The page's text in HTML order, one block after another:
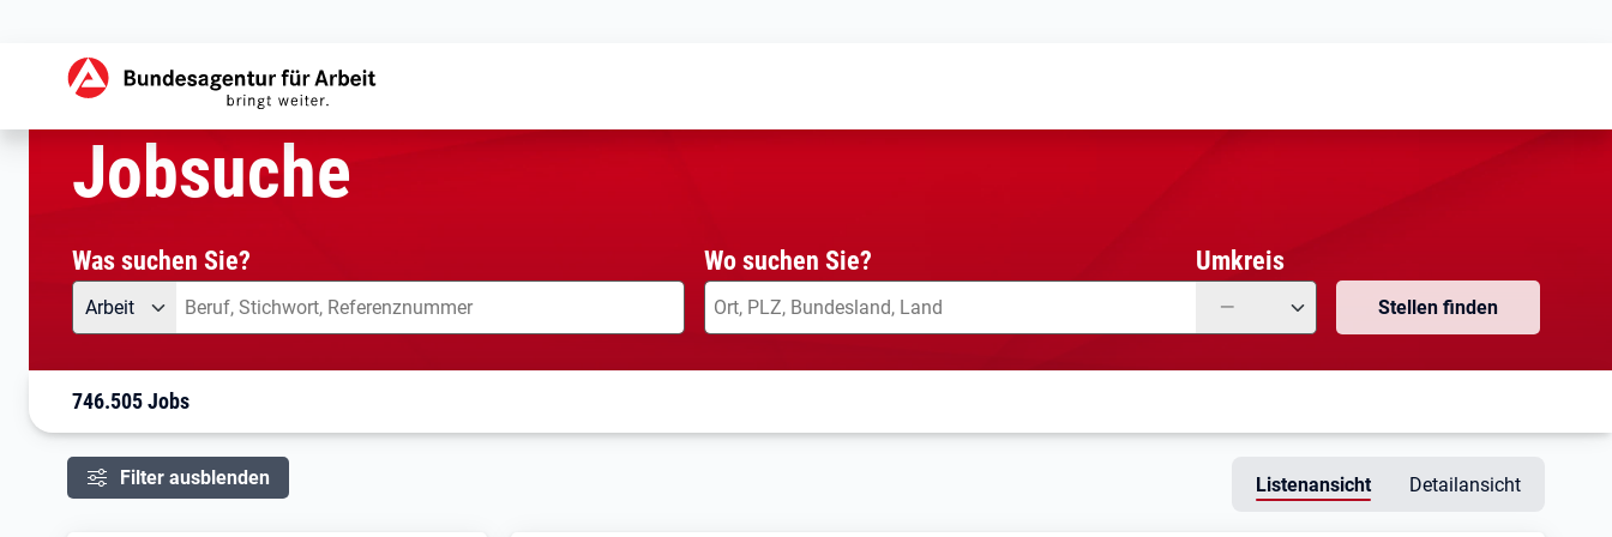
Startseite
Jobsuche
Was suchen Sie?
Angebotsart
Arbeit Was suchen Sie?
Wo suchen Sie? Umkreis
— Stellen finden
746.505 Jobs
Filter ausblenden Listenansicht Detailansicht